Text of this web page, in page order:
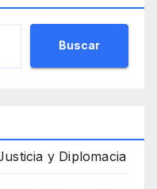
Buscar
y Diplomacia